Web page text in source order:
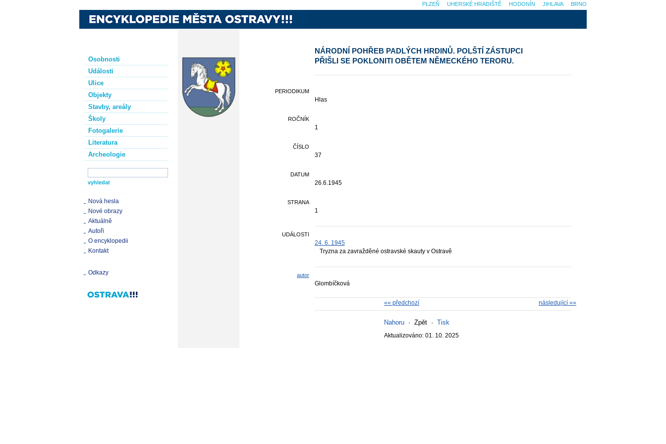
Osobnosti
Události
Ulice
Objekty
Stavby, areály
Školy
Fotogalerie
Literatura
Archeologie
Nová hesla
Nové obrazy
Aktuálně
Autoři
O encyklopedii
Kontakt
Odkazy
NÁRODNÍ POHŘEB PADLÝCH HRDINŮ. POLŠTÍ ZÁSTUPCI
PŘIŠLI SE POKLONITI OBĚTEM NĚMECKÉHO TERORU.
PERIODIKUM
Hlas
ROČNÍK
1
ČÍSLO
37
DATUM
26.6.1945
STRANA
1
UDÁLOSTI
24. 6. 1945
Tryzna za zavražděné ostravské skauty v Ostravě
autor
Glombíčková
následující »»
«« předchozí
Nahoru · Zpět · Tisk
Aktualizováno: 01. 10. 2025
BRNO
JIHLAVA
HODONÍN
UHERSKÉ HRADIŠTĚ
PLZEŇ